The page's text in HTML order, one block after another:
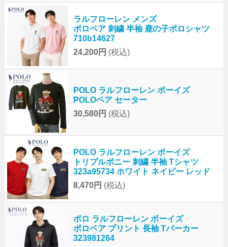
ラルフローレン メンズ
ポロベア 刺繍 半袖 鹿の子ポロシャツ
710b14627
24,200円 (税込)
POLO ラルフローレン ボーイズ
POLOベア セーター
30,580円 (税込)
POLO ラルフローレン ボーイズ
トリプルポニー 刺繍 半袖 Tシャツ
323a95734 ホワイト ネイビー レッド
8,470円 (税込)
ポロ ラルフローレン ボーイズ
ポロベア プリント 長袖 Tパーカー
323981264